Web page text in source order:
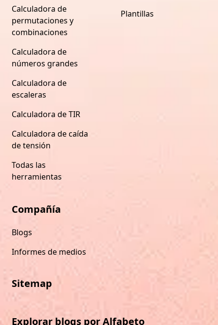
Calculadora de
permutaciones y
combinaciones
Calculadora de
números grandes
Calculadora de
escaleras
Calculadora de TIR
Calculadora de caída
de tensión
Todas las
herramientas
Plantillas
Compañía
Blogs
Informes de medios
Sitemap
Explorar blogs por Alfabeto